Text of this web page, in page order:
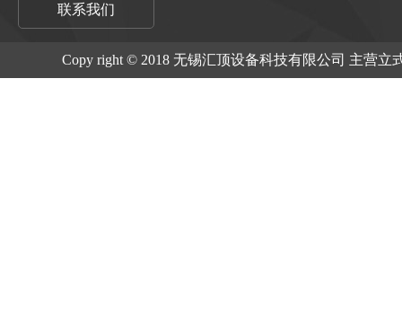
联系我们
Copy right © 2018 无锡汇顶设备科技有限公司